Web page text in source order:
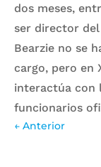
dos meses,
ser director del
Bearzie no se
cargo, pero en
interactúa con
funcionarios
← Anterior